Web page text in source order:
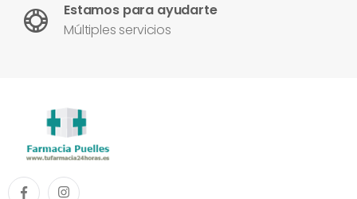
Estamos para ayudarte
Múltiples servicios